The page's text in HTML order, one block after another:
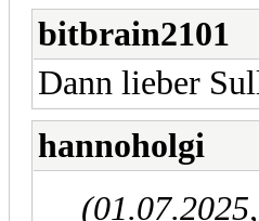
bitbrain2101
Dann lieber
hannoholgi